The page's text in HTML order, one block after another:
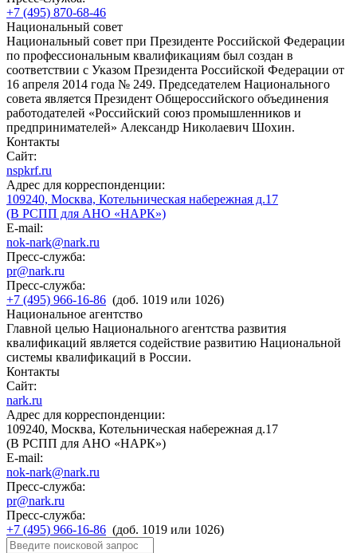
+7 (495) 870-68-46
Национальный совет
Национальный совет при Президенте Российской Федерации
по профессиональным квалификациям был создан в
соответствии с Указом Президента Российской Федерации от
16 апреля 2014 года № 249. Председателем Национального
совета является Президент Общероссийского объединения
работодателей «Российский союз промышленников и
предпринимателей» Александр Николаевич Шохин.
Контакты
Сайт:
nspkrf.ru
Адрес для корреспонденции:
109240, Москва, Котельническая набережная д.17
(В РСПП для АНО «НАРК»)
E-mail:
nok-nark@nark.ru
Пресс-служба:
pr@nark.ru
Пресс-служба:
+7 (495) 966-16-86 (доб. 1019 или 1026)
Национальное агентство
Главной целью Национального агентства развития
квалификаций является содействие развитию Национальной
системы квалификаций в России.
Контакты
Сайт:
nark.ru
Адрес для корреспонденции:
109240, Москва, Котельническая набережная д.17
(В РСПП для АНО «НАРК»)
E-mail:
nok-nark@nark.ru
Пресс-служба:
pr@nark.ru
Пресс-служба:
+7 (495) 966-16-86 (доб. 1019 или 1026)